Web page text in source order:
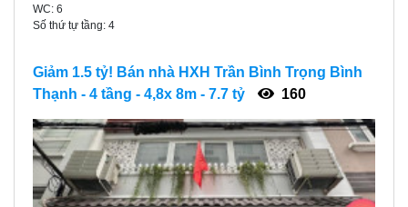
WC: 6
Số thứ tự tầng: 4
Giảm 1.5 tỷ! Bán nhà HXH Trần Bình Trọng Bình
Thạnh - 4 tầng - 4,8x 8m - 7.7 tỷ
160